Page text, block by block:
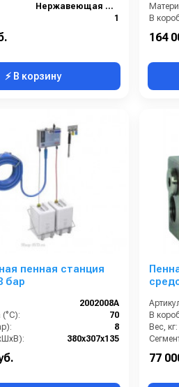
Нержавеющая сталь
1
⚡ В корзину
В
164
пенная станция
бар
2002008A
70
8
380х307х135
В
Вес, кг:
77